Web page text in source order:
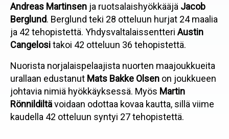
Andreas Martinsen ja ruotsalaishyökkääjä Jacob
Berglund. Berglund teki 28 otteluun hurjat 24 maalia
ja 42 tehopistettä. Yhdysvaltalaissentteri Austin
Cangelositakoi 42 otteluun 36 tehopistettä.
Nuorista norjalaispelaajista nuorten maajoukkueita
urallaan edustanut Mats Bakke Olsen on joukkueen
johtavia nimiä hyökkäyksessä. Myös Martin
Rönnildiltävoidaan odottaa kovaa kautta, sillä viime
kaudella 42 otteluun syntyi 27 tehopistettä.